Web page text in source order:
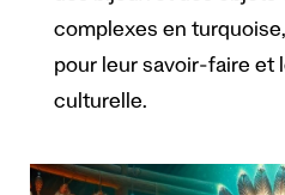
complexes en
pour leur savoir-faire et
culturelle.